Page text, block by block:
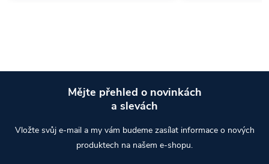
Mějte přehled o novinkách
a slevách
Vložte svůj e-mail a my vám budeme zasílat informace o nových
produktech na našem e-shopu.